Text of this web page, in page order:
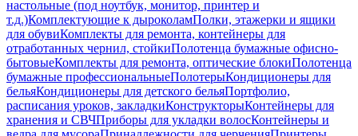
настольные (под ноутбук, монитор, принтер и
т.д.)Комплектующие к дыроколамПолки, этажерки и ящики
для обувиКомплекты для ремонта, контейнеры для
отработанных чернил, стойкиПолотенца бумажные офисно-
бытовыеКомплекты для ремонта, оптические блокиПолотенца
бумажные профессиональныеПолотерыКондиционеры для
бельяКондиционеры для детского бельяПортфолио,
расписания уроков, закладкиКонструкторыКонтейнеры для
хранения и СВЧПриборы для укладки волосКонтейнеры и